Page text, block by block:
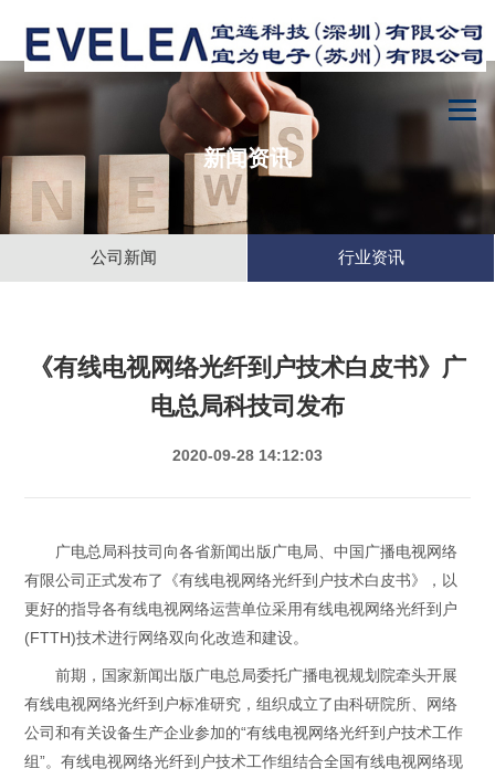
新闻资讯
公司新闻 行业资讯
《有线电视网络光纤到户技术白皮书》广
电总局科技司发布
2020-09-28 14:12:03
广电总局科技司向各省新闻出版广电局、中国广播电视网络
有限公司正式发布了《有线电视网络光纤到户技术白皮书》，以
更好的指导各有线电视网络运营单位采用有线电视网络光纤到户
(FTTH)技术进行网络双向化改造和建设。
前期，国家新闻出版广电总局委托广播电视规划院牵头开展
有线电视网络光纤到户标准研究，组织成立了由科研院所、网络
公司和有关设备生产企业参加的“有线电视网络光纤到户技术工作
组”。有线电视网络光纤到户技术工作组结合全国有线电视网络现